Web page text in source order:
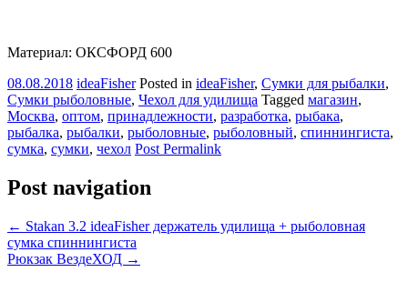
Материал: ОКСФОРД 600
08.08.2018 ideaFisher Posted in ideaFisher, Сумки для рыбалки,
Сумки рыболовные, Чехол для удилища Tagged магазин,
Москва, оптом, принадлежности, разработка, рыбака,
рыбалка, рыбалки, рыболовные, рыболовный, спиннингиста,
сумка, сумки, чехол Post Permalink
Post navigation
← Stakan 3.2 ideaFisher держатель удилища + рыболовная
сумка спиннингиста
Рюкзак ВездеХОД →